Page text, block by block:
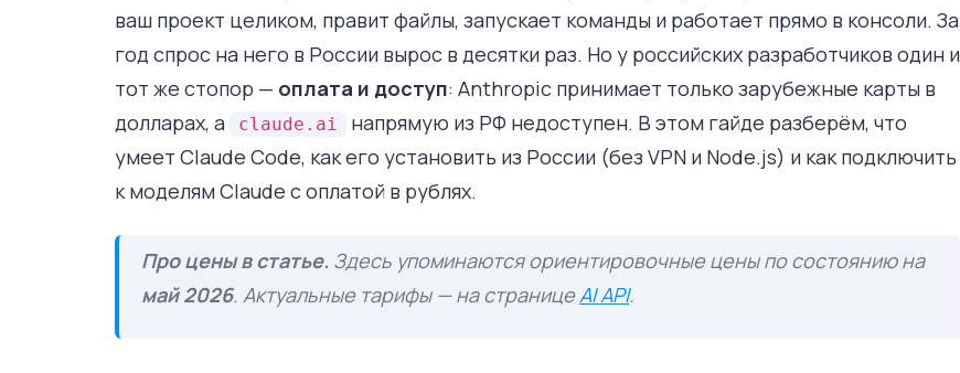
ваш проект целиком, правит файлы, запускает команды и работает прямо в консоли. За
год спрос на него в России вырос в десятки раз. Но у российских разработчиков один и
тот же стопор — оплата и доступ: Anthropic принимает только зарубежные карты в
долларах, а
claude.ai
напрямую из РФ недоступен. В этом гайде разберём, что
умеет Claude Code, как его установить из России (без VPN и Node.js) и как подключить
к моделям Claude с оплатой в рублях.
Про цены в статье. Здесь упоминаются ориентировочные цены по состоянию на
май 2026. Актуальные тарифы — на страницеAI API.